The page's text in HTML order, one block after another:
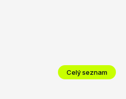
Celý seznam